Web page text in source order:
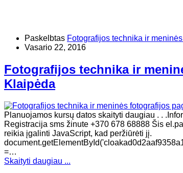
Paskelbtas Fotografijos technika ir
Vasario 22, 2016
Fotografijos technika ir
Klaipėda
Planuojamos kursų datos skaityti daugiau . .
Registracija sms žinute +370 678 68888 Šis
reikia įgalinti JavaScript, kad peržiūrėti jį.
=…
Skaityti daugiau ...